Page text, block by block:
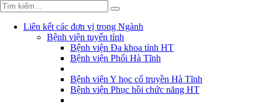
Liên kết các đơn vị trong Ngành
Bệnh viện tuyến tỉnh
Bệnh viện Đa khoa tỉnh HT
Bệnh viện Phổi Hà Tĩnh
Bệnh viện Y học cổ truyền Hà Tĩnh
Bệnh viện Phục hồi chức năng HT